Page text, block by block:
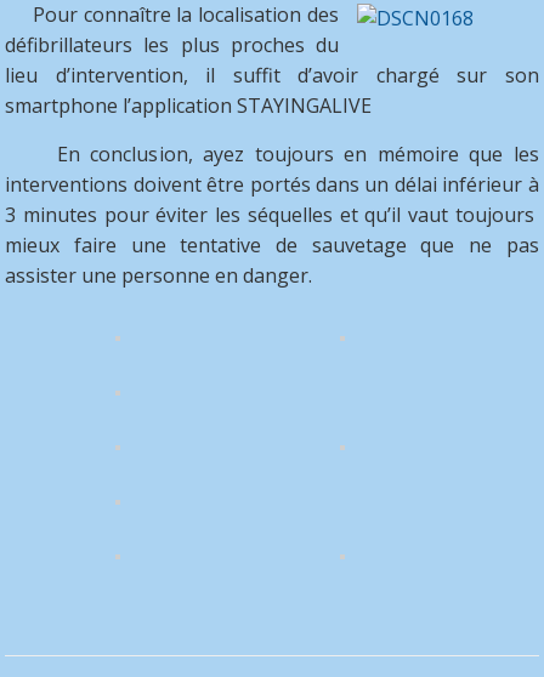
Pour connaître la localisation des
défibrillateurs les plus proches du
lieu d’intervention, il suffit d’avoir chargé sur son
smartphone l’application STAYINGALIVE
En conclusion, ayez toujours en mémoire que les
interventions doivent être portés dans un délai inférieur à
3 minutes pour éviter les séquelles et qu’il vaut toujours
mieux faire une tentative de sauvetage que ne pas
assister une personne en danger.